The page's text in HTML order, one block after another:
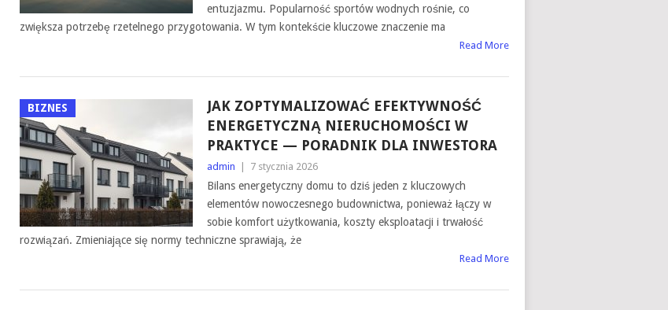
entuzjazmu. Popularność sportów wodnych rośnie, co
zwiększa potrzebę rzetelnego przygotowania. W tym kontekście kluczowe znaczenie ma
Read More
BIZNES
JAK ZOPTYMALIZOWAĆ EFEKTYWNOŚĆ
ENERGETYCZNĄ NIERUCHOMOŚCI W
PRAKTYCE — PORADNIK DLA INWESTORA
admin 7 stycznia 2026
Bilans energetyczny domu to dziś jeden z kluczowych
elementów nowoczesnego budownictwa, ponieważ łączy w
sobie komfort użytkowania, koszty eksploatacji i trwałość
rozwiązań. Zmieniające się normy techniczne sprawiają, że
Read More